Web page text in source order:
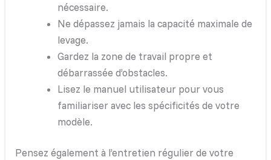
nécessaire.
Ne dépassez jamais la capacité maximale de
levage.
Gardez la zone de travail propre et
débarrassée d’obstacles.
Lisez le manuel utilisateur pour vous
familiariser avec les spécificités de votre
modèle.
Pensez également à l’entretien régulier de votre